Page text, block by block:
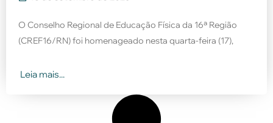
O Conselho Regional de Educação Física da 16ª Região
(CREF16/RN) foi homenageado nesta quarta-feira (17),
Leia mais...